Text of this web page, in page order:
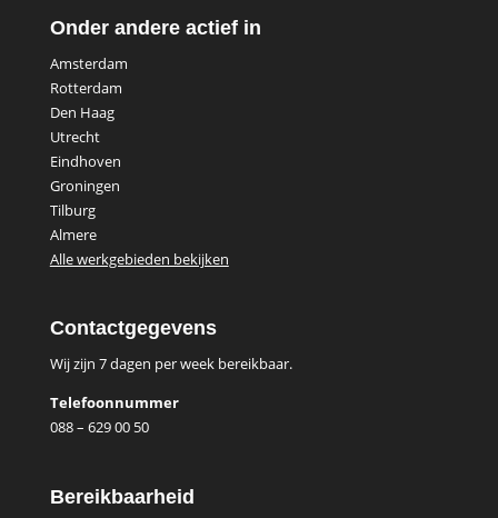
Onder andere actief in
Amsterdam
Rotterdam
Den Haag
Utrecht
Eindhoven
Groningen
Tilburg
Almere
Alle werkgebieden bekijken
Contactgegevens
Wij zijn 7 dagen per week bereikbaar.
Telefoonnummer
088 – 629 00 50
Bereikbaarheid